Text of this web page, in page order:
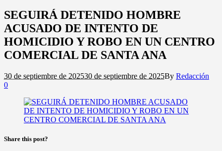
SEGUIRÁ DETENIDO HOMBRE
ACUSADO DE INTENTO DE
HOMICIDIO Y ROBO EN UN CENTRO
COMERCIAL DE SANTA ANA
30 de septiembre de 202530 de septiembre de 2025By Redacción
0
Share this post?